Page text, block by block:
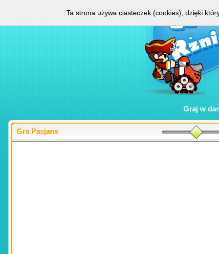
Graj w
Gra Pasjans
Ta strona używa ciasteczek (cookies), dzięki